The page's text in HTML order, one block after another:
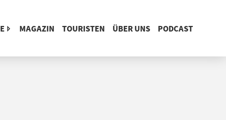
MAGAZIN TOURISTEN ÜBER UNS PODCAST